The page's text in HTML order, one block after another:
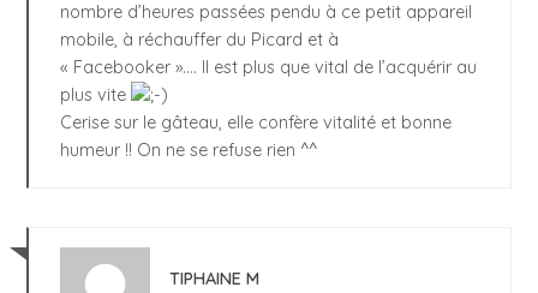
nombre d’heures passées pendu à ce petit appareil
mobile, à réchauffer du Picard et à
« Facebooker »…. Il est plus que vital de l’acquérir au
plus vite
Cerise sur le gâteau, elle confère vitalité et bonne
humeur !! On ne se refuse rien ^^
TIPHAINE M